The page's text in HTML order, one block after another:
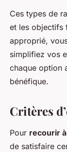
Ces types de
et les objectifs
approprié,
simplifiez vos
chaque option
bénéfique.
Critères
Pour recourir
de satisfaire